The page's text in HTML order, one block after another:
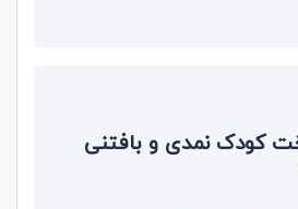
کودک نمدی و بافتنی